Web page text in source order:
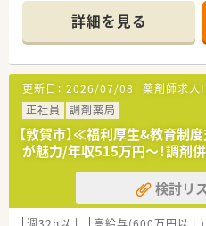
■研修制度は様々なプランが
講可能な研修も幅広く用意
■店舗で活躍する従業員、社
となる従業員など、薬剤師
を用意されています
■総合薬剤師・調剤薬剤師（土
の働き方を選択できます
■調剤併設型だけでなく「医
地内薬局」「訪問調剤特化型
ます
■在宅医療にも積極的取り組
50店舗以上、無菌調剤室は
■「プラチナくるみん認定企
法人部門）認定」等を取得し
詳細を見る
更新日： 2026/07/08 薬剤師求人
正社員
調剤薬局
【敦賀市】≪福利厚生&教育制
が魅力/年収515万円～！調剤
検討リ